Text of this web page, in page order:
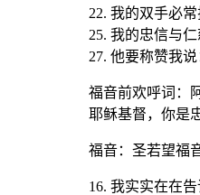
22. 我的双手必
25. 我的忠信与
27. 他要称赞我
福音前欢呼词：
耶稣基督，你是
福音：圣若望福
16. 我实实在在